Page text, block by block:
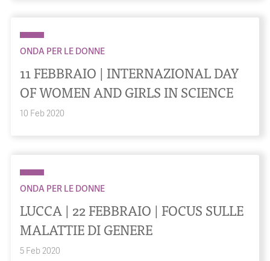
ONDA PER LE DONNE
11 FEBBRAIO | INTERNAZIONAL DAY
OF WOMEN AND GIRLS IN SCIENCE
10 Feb 2020
ONDA PER LE DONNE
LUCCA | 22 FEBBRAIO | FOCUS SULLE
MALATTIE DI GENERE
5 Feb 2020